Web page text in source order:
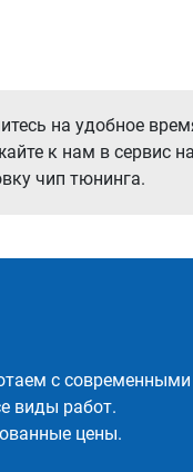
на удобное
к нам в сервис на
чип тюнинга.
с
виды работ.
цены.